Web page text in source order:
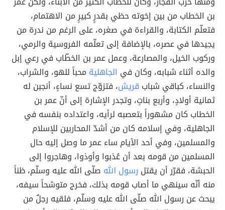
بن الخطاب من بين إخوته حظي بقدرٍ كبيرٍ من الاهتمام،
فتعلّم الكتابة، والقراءة في صغره، على الرغم من ندرة من
يجيدها في عصره، بالإضافة إلى تعلّمه الفروسية والرمي،
وركوب الخيل، والمصارعة، وعمل عمر بن الخطّاب في رعي إبل
والده أثناء شبابه، وكان في الجاهلية محباً للهو، والشراب،
والنساء، كباقي شباب قريش، فتزوّج تسع نساءٍ، أنجبن له
ثمانية أولادٍ، وأربع بناتٍ، وتجدر الإشارة إلى أنّ عمر بن
الخطاب كان مشهوراً بتعصبه لرأيه، واعتداده بنفسه في
الجاهلية، وفي إسلامه كان من أشدّ المحاربين للإسلام
والمسلمين، وفي أحد الأيام ساء عمر ما وصل إليه حال
المسلمين من قومه بعد أن عُذبوا وأوذوا، وهاجروا إلى
الحبشة، فقرّر أن يقتل رسول الله صلّى الله عليه وسلّم، ظناً
منه أنّه سينهي ما أصاب قومه بذلك، فخرج متوشحاً سيفه،
يبحث عن رسول الله صلّى الله عليه وسلّم، فلقيه رجلٌ من